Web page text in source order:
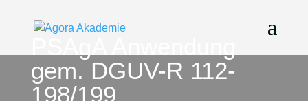
gem. DGUV-R 112-
198/199